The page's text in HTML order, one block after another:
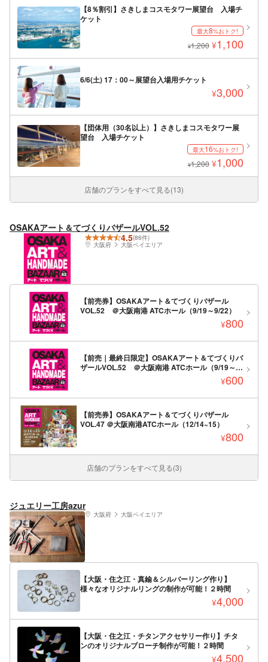
【8％割引】さきしまコスモタワー展望台 入場チ
ケット
最大8%おトク!
¥1,200 ¥1,100
6/6(土) 17：00～展望台入場用チケット
¥3,000
【団体用（30名以上）】さきしまコスモタワー展
望台 入場チケット
最大16%おトク!
¥1,200 ¥1,000
店舗のプランをすべて見る(13)
OSAKAアート＆てづくりバザールVOL.52
4.5(86件)
大阪府
大阪ベイエリア
【前売券】OSAKAアート＆てづくりバザール
VOL.52 ＠大阪南港 ATCホール（9/19～9/22）
¥800
【前売｜最終日限定】OSAKAアート＆てづくりバ
ザールVOL.52 ＠大阪南港 ATCホール（9/19～
¥600
【前売券】OSAKAアート＆てづくりバザール
VOL.47 ＠大阪南港ATCホール（12/14~15）
¥800
店舗のプランをすべて見る(3)
ジュエリー工房azur
大阪府 大阪ベイエリア
【大阪・住之江・真鍮＆シルバーリング作り】
様々なオリジナルリングの制作が可能！２時間
¥4,000
【大阪・住之江・チタンアクセサリー作り】チタ
ンのオリジナルブローチ制作が可能！２時間
¥4,500